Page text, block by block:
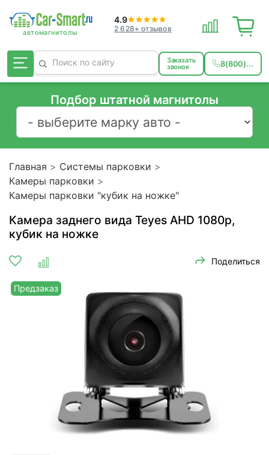
4.9
2 628+ отзывов
Заказать
звонок 8(800)...
Подбор штатной магнитолы
Главная
Системы парковки
Камеры парковки
Камеры парковки "кубик на ножке"
Камера заднего вида Teyes AHD 1080p,
кубик на ножке
Поделиться
Предзаказ